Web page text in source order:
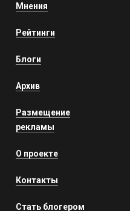
Мнения
Рейтинги
Блоги
Архив
Размещение
рекламы
О проекте
Контакты
Стать блогером